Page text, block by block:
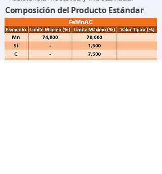
Composición del Producto Estándar